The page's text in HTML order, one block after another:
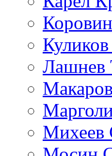
Лашнев
Михеев